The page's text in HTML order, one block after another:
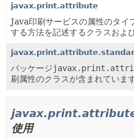
索引
ヘルプ
javax.print.attribute
Java印刷サービスの属性のタイ
する方法を記述するクラスおよ
パッケージ
刷属性のクラスが含まれています
使用